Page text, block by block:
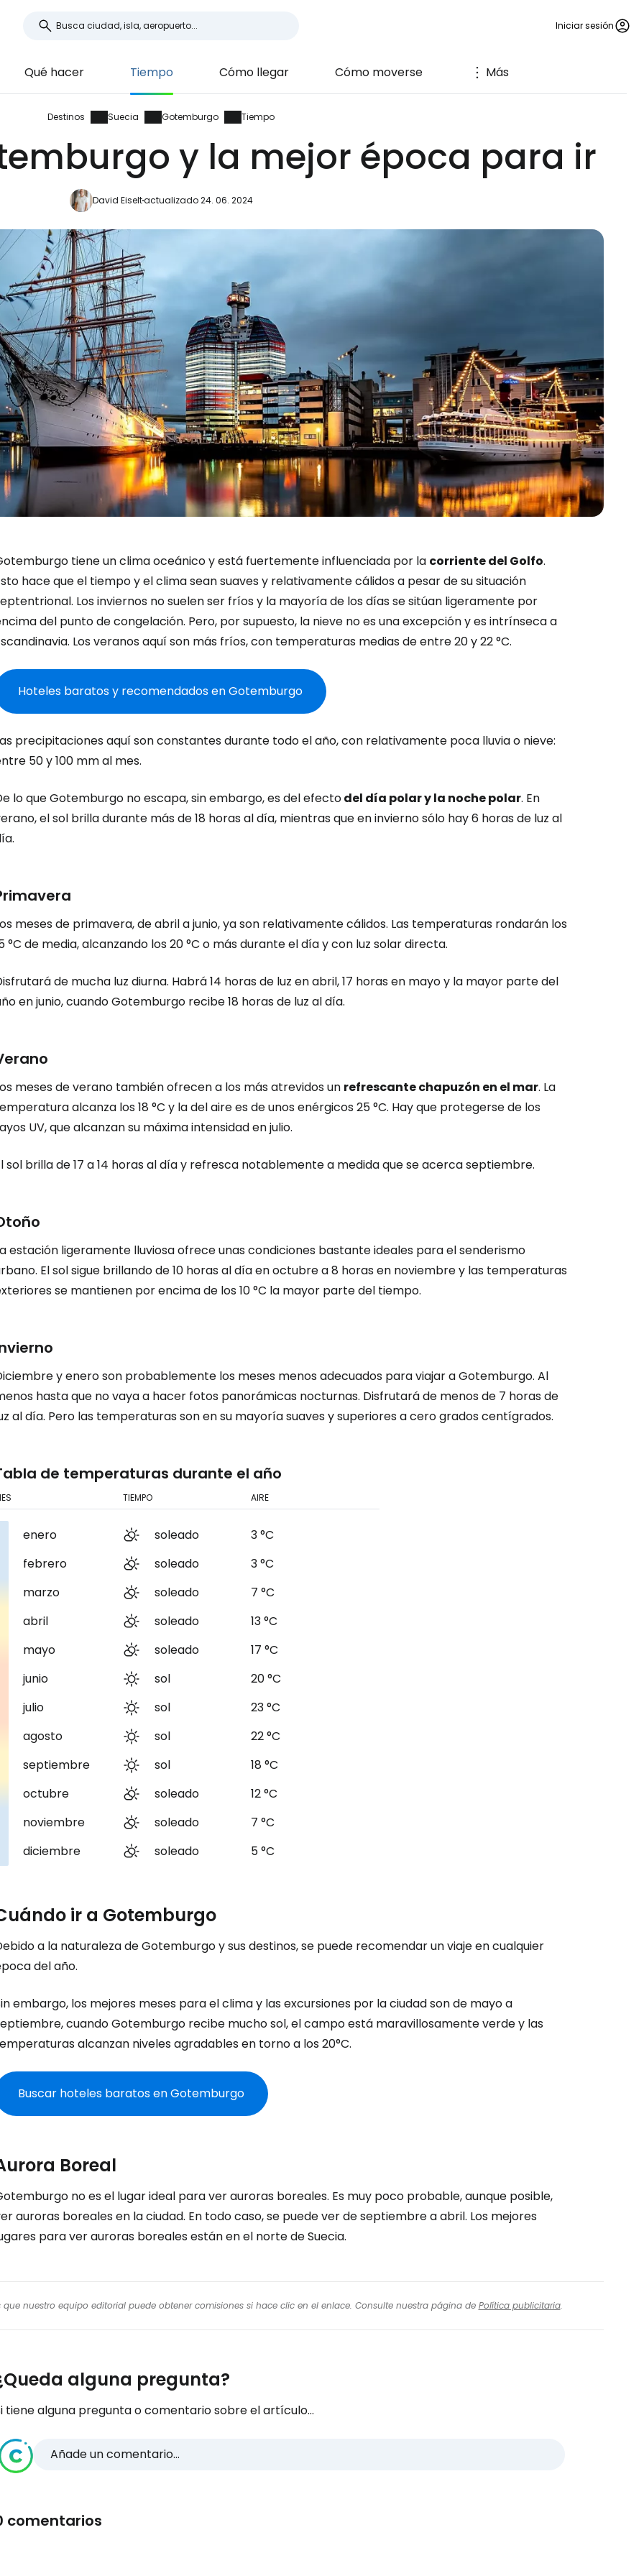
Iniciar sesión
Qué hacer Tiempo Cómo llegar Cómo moverse Más
Destinos Suecia Gotemburgo Tiempo
y la mejor época para ir
David Eiseltactualizado 24. 06. 2024
tiene un clima oceánico y está fuertemente influenciada por la corriente del Golfo.
hace que el tiempo y el clima sean suaves y relativamente cálidos a pesar de su situación
Los inviernos no suelen ser fríos y la mayoría de los días se sitúan ligeramente por
del punto de congelación. Pero, por supuesto, la nieve no es una excepción y es intrínseca a
Los veranos aquí son más fríos, con temperaturas medias de entre 20 y 22 °C.
Hoteles baratos y recomendados en Gotemburgo
precipitaciones aquí son constantes durante todo el año, con relativamente poca lluvia o nieve:
50 y 100 mm al mes.
lo que Gotemburgo no escapa, sin embargo, es del efectodel día polar y la noche polar. En
el sol brilla durante más de 18 horas al día, mientras que en invierno sólo hay 6 horas de luz al
meses de primavera, de abril a junio, ya son relativamente cálidos. Las temperaturas rondarán los
°C de media, alcanzando los 20 °C o más durante el día y con luz solar directa.
de mucha luz diurna. Habrá 14 horas de luz en abril, 17 horas en mayo y la mayor parte del
en junio, cuando Gotemburgo recibe 18 horas de luz al día.
meses de verano también ofrecen a los más atrevidos un refrescante chapuzón en el mar. La
alcanza los 18 °C y la del aire es de unos enérgicos 25 °C. Hay que protegerse de los
UV, que alcanzan su máxima intensidad en julio.
sol brilla de 17 a 14 horas al día y refresca notablemente a medida que se acerca septiembre.
estación ligeramente lluviosa ofrece unas condiciones bastante ideales para el senderismo
El sol sigue brillando de 10 horas al día en octubre a 8 horas en noviembre y las temperaturas
se mantienen por encima de los 10 °C la mayor parte del tiempo.
y enero son probablemente los meses menos adecuados para viajar a Gotemburgo. Al
hasta que no vaya a hacer fotos panorámicas nocturnas. Disfrutará de menos de 7 horas de
al día. Pero las temperaturas son en su mayoría suaves y superiores a cero grados centígrados.
de temperaturas durante el año
TIEMPO AIRE
enero soleado
3 °C
febrero
soleado
3 °C
marzo
soleado
7 °C
abril
soleado
13 °C
mayo
soleado
17 °C
junio
sol
20 °C
julio
sol
23 °C
agosto
sol
22 °C
septiembre
sol
18 °C
octubre
soleado
12 °C
noviembre
soleado
7 °C
diciembre
soleado 5 °C
ir a Gotemburgo
a la naturaleza de Gotemburgo y sus destinos, se puede recomendar un viaje en cualquier
del año.
embargo, los mejores meses para el clima y las excursiones por la ciudad son de mayo a
cuando Gotemburgo recibe mucho sol, el campo está maravillosamente verde y las
alcanzan niveles agradables en torno a los 20°C.
Buscar hoteles baratos en Gotemburgo
Boreal
no es el lugar ideal para ver auroras boreales. Es muy poco probable, aunque posible,
auroras boreales en la ciudad. En todo caso, se puede ver de septiembre a abril. Los mejores
para ver auroras boreales están en el norte de Suecia.
nuestro equipo editorial puede obtener comisiones si hace clic en el enlace. Consulte nuestra página de Política publicitaria.
alguna pregunta?
tiene alguna pregunta o comentario sobre el artículo...
Añade un comentario...
comentarios
Iniciar sesión en Cestee
Continuar con Facebook